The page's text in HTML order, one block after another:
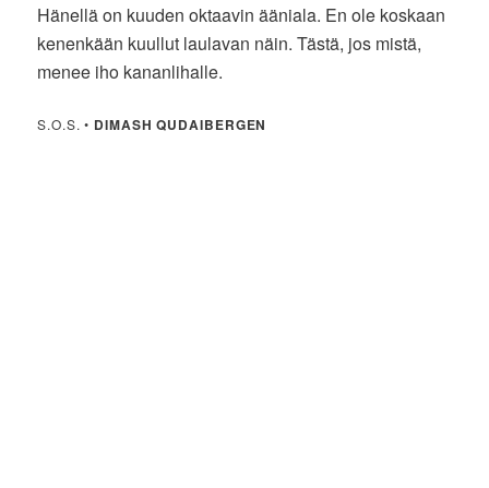
Hänellä on kuuden oktaavin ääniala. En ole koskaan
kenenkään kuullut laulavan näin. Tästä, jos mistä,
menee iho kananlihalle.
S.O.S. • DIMASH QUDAIBERGEN